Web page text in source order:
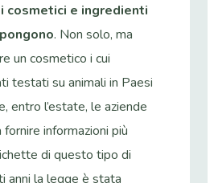
cosmetici e ingredienti
. Non solo, ma
un cosmetico i cui
testati su animali in Paesi
entro l’estate, le aziende
informazioni più
di questo tipo di
anni la legge è stata